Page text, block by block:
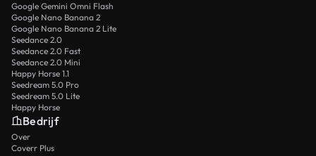
Google Gemini Omni Flash
Google Nano Banana 2
Google Nano Banana 2 Lite
Seedance 2.0
Seedance 2.0 Fast
Seedance 2.0 Mini
Happy Horse 1.1
Seedream 5.0 Pro
Seedream 5.0 Lite
Happy Horse
Bedrijf
Over
Coverr Plus